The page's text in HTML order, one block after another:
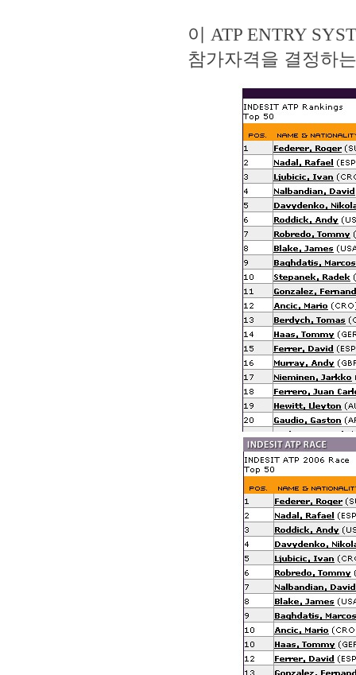
이 ATP ENTRY
참가자격을 결정하